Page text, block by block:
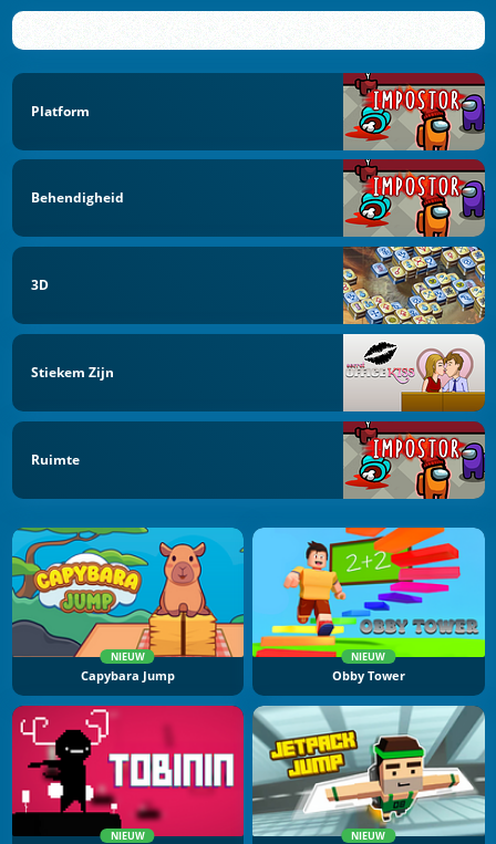
Platform
Behendigheid
3D
Stiekem Zijn
Ruimte
NIEUW
Capybara Jump
NIEUW
Obby Tower
NIEUW NIEUW